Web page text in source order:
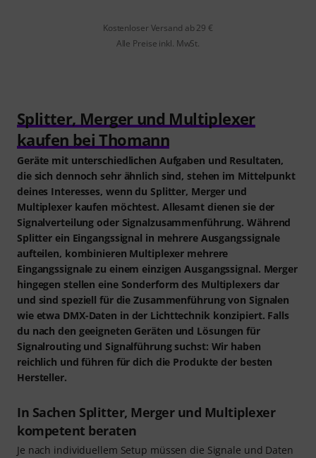
Kostenloser Versand ab 29 €
Alle Preise inkl. MwSt.
Splitter, Merger und Multiplexer
kaufen bei Thomann
Geräte mit unterschiedlichen Aufgaben und Resultaten,
die sich dennoch sehr ähnlich sind, stehen im Mittelpunkt
deines Interesses, wenn du Splitter, Merger und
Multiplexer kaufen möchtest. Allesamt dienen sie der
Signalverteilung oder Signalzusammenführung. Während
Splitter ein Eingangssignal in mehrere Ausgangssignale
aufteilen, kombinieren Multiplexer mehrere
Eingangssignale zu einem einzigen Ausgangssignal. Merger
hingegen stellen eine Sonderform des Multiplexers dar
und sind speziell für die Zusammenführung von Signalen
wie etwa DMX-Daten in der Lichttechnik konzipiert. Falls
du nach den geeigneten Geräten und Lösungen für
Signalrouting und Signalführung suchst: Wir haben
reichlich und führen für dich die Produkte der besten
Hersteller.
In Sachen Splitter, Merger und Multiplexer
kompetent beraten
Je nach individuellem Setup müssen die Signale und Daten